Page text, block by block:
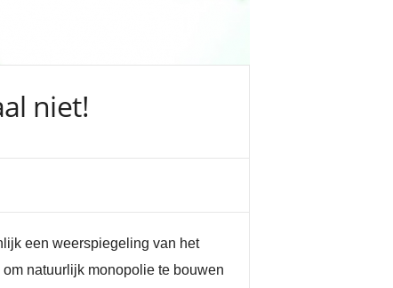
niet!
een weerspiegeling van het
natuurlijk monopolie te bouwen